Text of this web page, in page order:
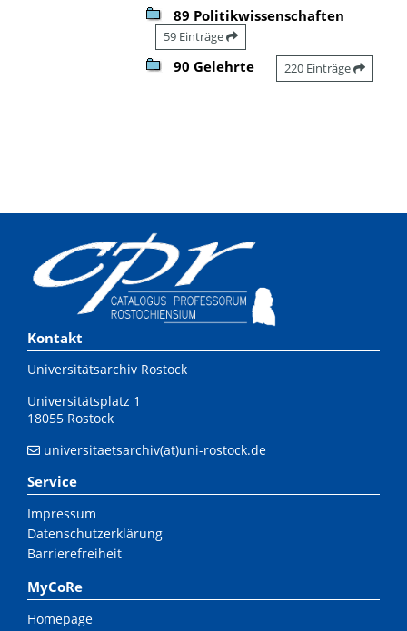
89 Politikwissenschaften
59 Einträge
90 Gelehrte 220 Einträge
Kontakt
Universitätsarchiv Rostock
Universitätsplatz 1
18055 Rostock
universitaetsarchiv(at)uni-rostock.de
Service
Impressum
Datenschutzerklärung
Barrierefreiheit
MyCoRe
Homepage